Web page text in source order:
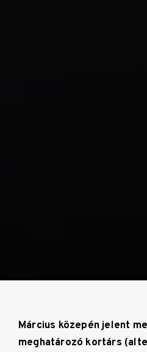
Március közepén jelent
meghatározó kortárs